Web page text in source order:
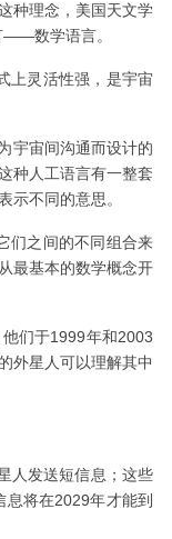
种理念，美国天文学
——数学语言。
上灵活性强，是宇宙
宇宙间沟通而设计的
种人工语言有一整套
示不同的意思。
们之间的不同组合来
最基本的数学概念开
们于1999年和2003
外星人可以理解其中
人发送短信息；这些
将在2029年才能到